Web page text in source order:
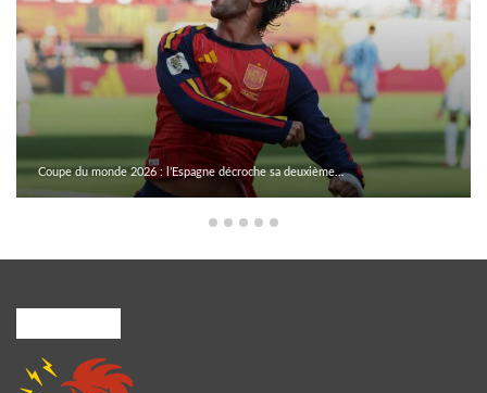
Coupe du monde 2026 : l’Espagne décroche sa deuxième…